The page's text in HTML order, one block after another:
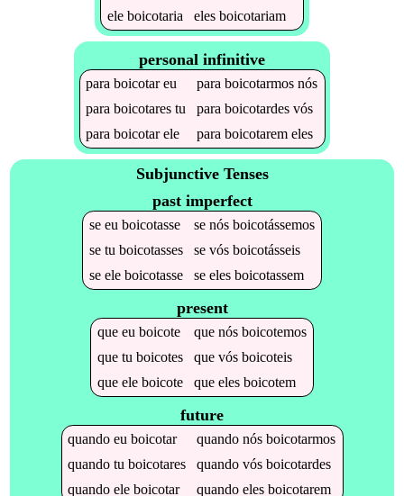
ele boicotaria eles boicotariam
personal infinitive
paraboicotareu paraboicotarmos nós
paraboicotares tu paraboicotardes vós
paraboicotarele paraboicotarem eles
Subjunctive Tenses
past imperfect
se eu boicotasse se nós boicotássemos
se tu boicotasses se vós boicotásseis
se ele boicotasse se eles boicotassem
present
que eu boicote que nós boicotemos
que tu boicotes que vós boicoteis
que ele boicote que eles boicotem
future
quandoeuboicotar quandonósboicotarmos
quandotuboicotares quandovósboicotardes
quandoeleboicotar quandoelesboicotarem